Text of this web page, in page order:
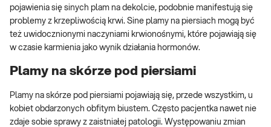
pojawienia się sinych plam na dekolcie, podobnie manifestują się
problemy z krzepliwością krwi. Sine plamy na piersiach mogą być
też uwidocznionymi naczyniami krwionośnymi, które pojawiają się
w czasie karmienia jako wynik działania hormonów.
Plamy na skórze pod piersiami
Plamy na skórze pod piersiami pojawiają się, przede wszystkim, u
kobiet obdarzonych obfitym biustem. Często pacjentka nawet nie
zdaje sobie sprawy z zaistniałej patologii. Występowaniu zmian